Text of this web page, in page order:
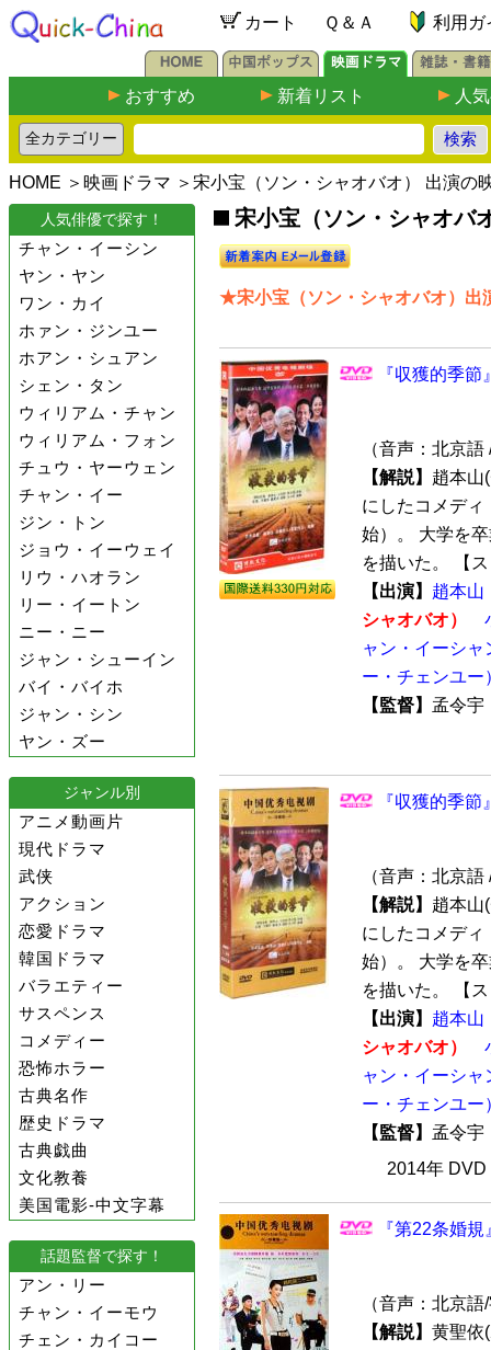
カート Ｑ＆Ａ 利用ガ
おすすめ 新着リスト 人
HOME ＞ 映画ドラマ ＞宋小宝（ソン・シャオバオ） 出演の
人気俳優で探す！
チャン・イーシン
ヤン・ヤン
ワン・カイ
ホァン・ジンユー
ホアン・シュアン
シェン・タン
ウィリアム・チャン
ウィリアム・フォン
チュウ・ヤーウェン
チャン・イー
ジン・トン
ジョウ・イーウェイ
リウ・ハオラン
リー・イートン
ニー・ニー
ジャン・シューイン
バイ・バイホ
ジャン・シン
ヤン・ズー
ジャンル別
アニメ動画片
現代ドラマ
武侠
アクション
恋愛ドラマ
韓国ドラマ
バラエティー
サスペンス
コメディー
恐怖ホラー
古典名作
歴史ドラマ
古典戯曲
文化教養
美国電影-中文字幕
話題監督で探す！
アン・リー
チャン・イーモウ
チェン・カイコー
宋小宝（ソン・シャオバ
★宋小宝（ソン・シャオバオ）出
『収獲的季
（音声：北京
【解説】 趙本山
にしたコメデ
始）。 大学を
を描いた。 【
【出演】 趙本山
シャオバオ）
ャン・イーシャ
ー・チェンユー
【監督】 孟令
『収獲的季
（音声：北京
【解説】 趙本山
にしたコメデ
始）。 大学を
を描いた。 【
【出演】 趙本山
シャオバオ）
ャン・イーシャ
ー・チェンユー
【監督】 孟令
2014年
『第22条婚
（音声：北京
【解説】 黄聖依